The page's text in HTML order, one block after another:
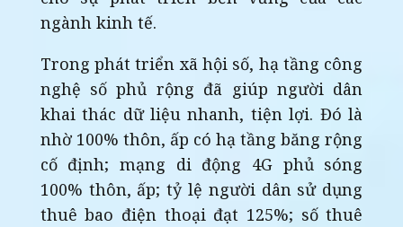
ngành kinh tế.
Trong phát triển xã hội số, hạ tầng công
nghệ số phủ rộng đã giúp người dân
khai thác dữ liệu nhanh, tiện lợi. Đó là
nhờ 100% thôn, ấp có hạ tầng băng rộng
cố định; mạng di động 4G phủ sóng
100% thôn, ấp; tỷ lệ người dân sử dụng
thuê bao điện thoại đạt 125%; số thuê